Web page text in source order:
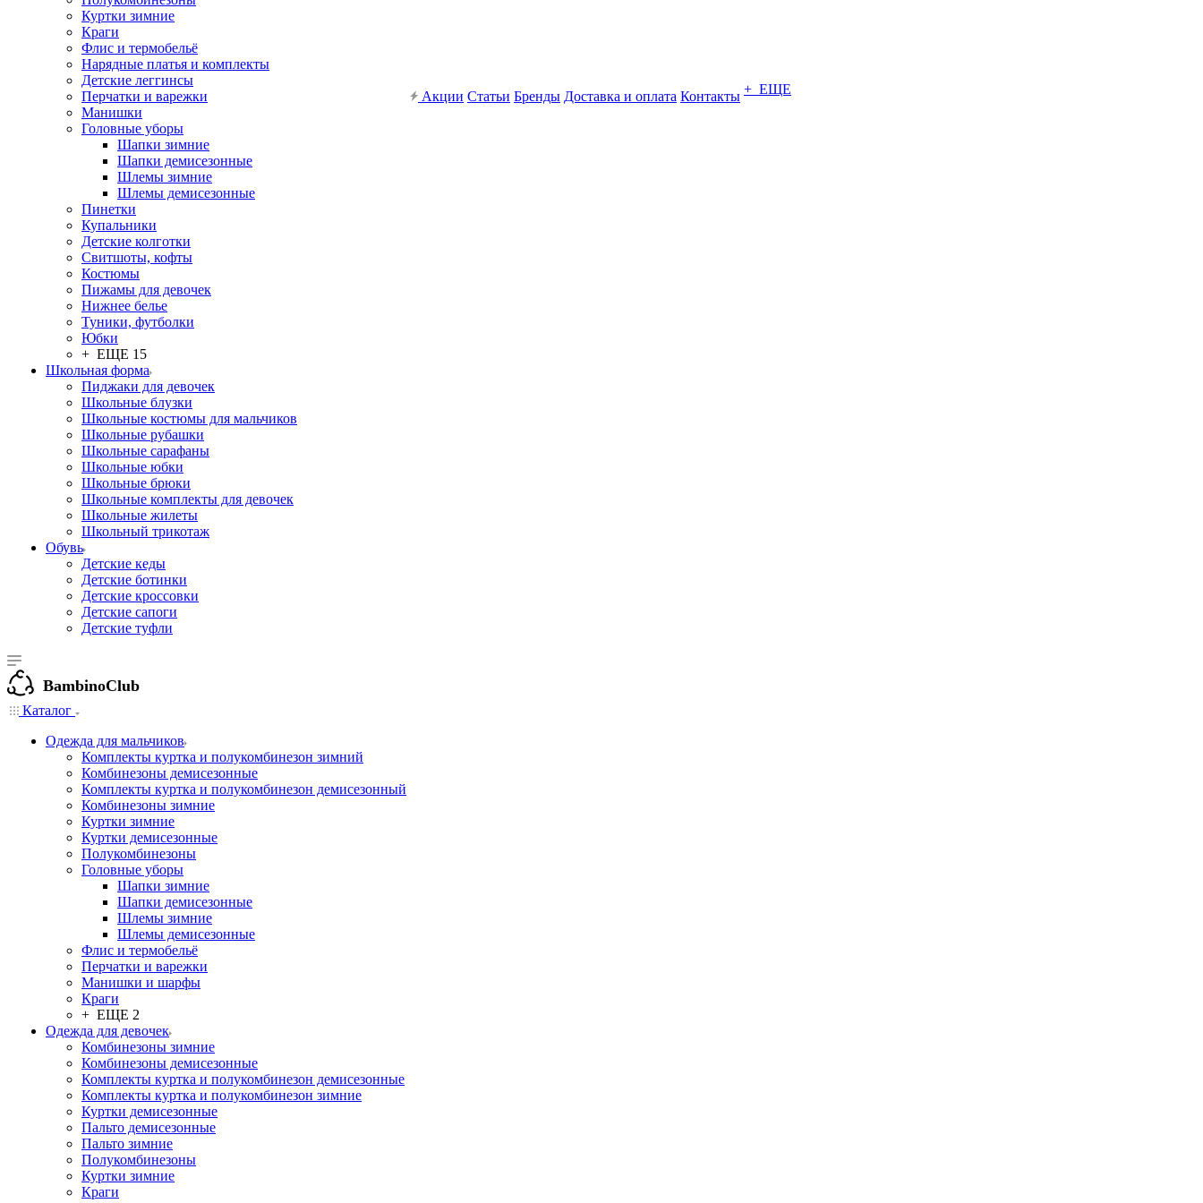
Куртки зимние
Краги
Флис и термобельё
Нарядные платья и комплекты
Детские леггинсы
Перчатки и варежки
Манишки
Головные уборы
Шапки зимние
Шапки демисезонные
Шлемы зимние
Шлемы демисезонные
Пинетки
Купальники
Детские колготки
Свитшоты, кофты
Костюмы
Пижамы для девочек
Нижнее белье
Туники, футболки
Юбки
+ ЕЩЕ 15
Школьная форма
Пиджаки для девочек
Школьные блузки
Школьные костюмы для мальчиков
Школьные рубашки
Школьные сарафаны
Школьные юбки
Школьные брюки
Школьные комплекты для девочек
Школьные жилеты
Школьный трикотаж
Обувь
Детские кеды
Детские ботинки
Детские кроссовки
Детские сапоги
Детские туфли
Акции Статьи Бренды Доставка и оплата Контакты + ЕЩЕ
BambinoClub
Каталог
Одежда для мальчиков
Комплекты куртка и полукомбинезон зимний
Комбинезоны демисезонные
Комплекты куртка и полукомбинезон демисезонный
Комбинезоны зимние
Куртки зимние
Куртки демисезонные
Полукомбинезоны
Головные уборы
Шапки зимние
Шапки демисезонные
Шлемы зимние
Шлемы демисезонные
Флис и термобельё
Перчатки и варежки
Манишки и шарфы
Краги
+ ЕЩЕ 2
Одежда для девочек
Комбинезоны зимние
Комбинезоны демисезонные
Комплекты куртка и полукомбинезон демисезонные
Комплекты куртка и полукомбинезон зимние
Куртки демисезонные
Пальто демисезонные
Пальто зимние
Полукомбинезоны
Куртки зимние
Краги